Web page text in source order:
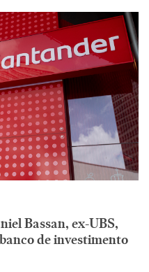
Bassan, ex-UBS,
de investimento